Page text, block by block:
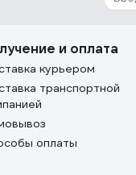
и оплата
курьером
транспортной
оплаты